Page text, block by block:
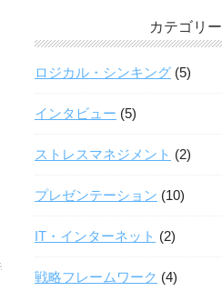
カテゴリー
ロジカル・シンキング (5)
インタビュー (5)
ストレスマネジメント (2)
プレゼンテーション (10)
IT・インターネット (2)
戦略フレームワーク (4)